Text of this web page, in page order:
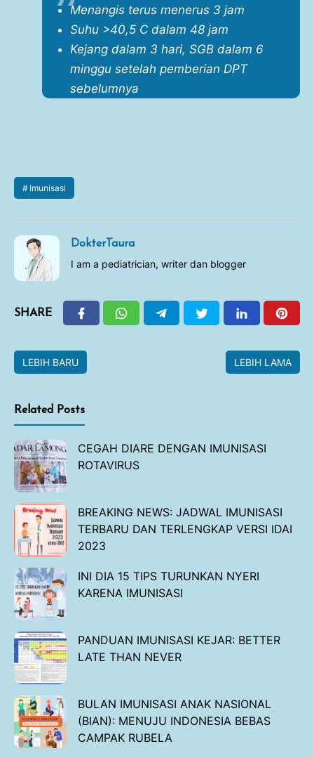
Menangis terus menerus 3 jam
Suhu >40,5 C dalam 48 jam
Kejang dalam 3 hari, SGB dalam 6
minggu setelah pemberian DPT
sebelumnya
Imunisasi
DokterTaura
I am a pediatrician, writer dan blogger
SHARE
LEBIH BARU LEBIH LAMA
Related Posts
CEGAH DIARE DENGAN IMUNISASI
ROTAVIRUS
BREAKING NEWS: JADWAL IMUNISASI
TERBARU DAN TERLENGKAP VERSI IDAI
2023
INI DIA 15 TIPS TURUNKAN NYERI
KARENA IMUNISASI
PANDUAN IMUNISASI KEJAR: BETTER
LATE THAN NEVER
BULAN IMUNISASI ANAK NASIONAL
(BIAN): MENUJU INDONESIA BEBAS
CAMPAK RUBELA